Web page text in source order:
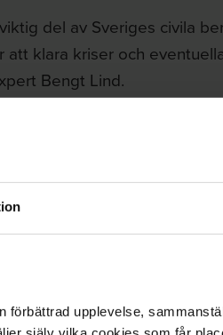
förbättrad upplevelse,
del av Sveriges civila
klara kriser och
Bengt Lind.
finns hos
upp arbetet med
kan bidra till att